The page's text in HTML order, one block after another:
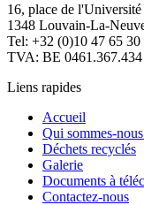
16, place de l'Université
1348 Louvain-La-
Tel: +32 (0)10 47 65 30
TVA: BE 0461.367.434
Liens rapides
Accueil
Qui sommes-
Déchets recyclés
Galerie
Documents à
Contactez-nous